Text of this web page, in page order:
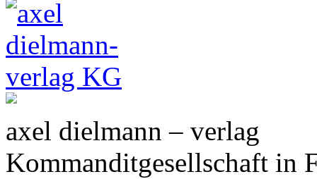
axel dielmann – verlag
Kommanditgesellschaft in